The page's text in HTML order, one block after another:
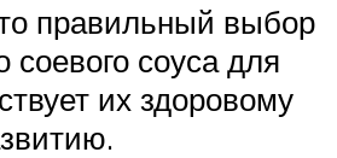
правильный выбор
соевого соуса для
их здоровому